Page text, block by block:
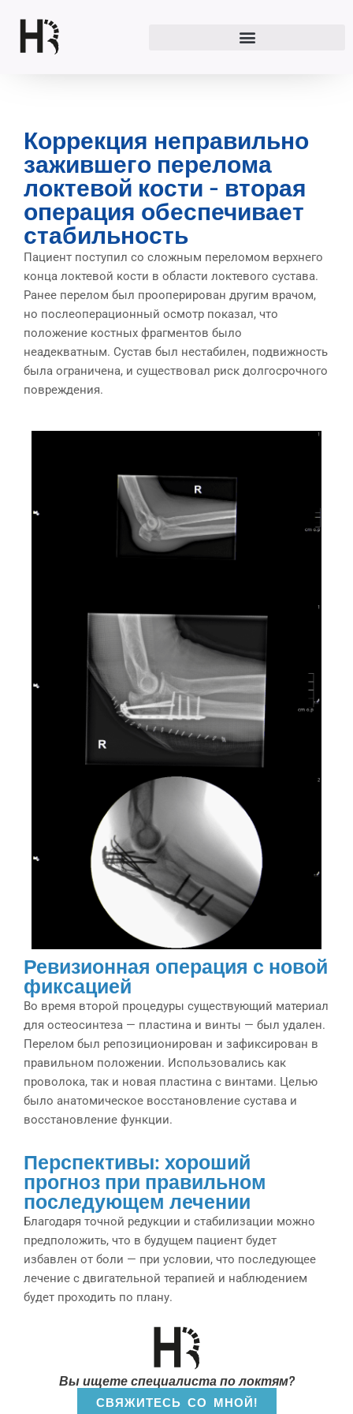
Перейти
Коррекция неправильно
зажившего перелома
локтевой кости - вторая
операция обеспечивает
стабильность
Пациент поступил со сложным переломом верхнего
конца локтевой кости в области локтевого сустава.
Ранее перелом был прооперирован другим врачом,
но послеоперационный осмотр показал, что
положение костных фрагментов было
неадекватным. Сустав был нестабилен, подвижность
была ограничена, и существовал риск долгосрочного
повреждения.
Ревизионная операция с новой
фиксацией
Во время второй процедуры существующий материал
для остеосинтеза — пластина и винты — был удален.
Перелом был репозиционирован и зафиксирован в
правильном положении. Использовались как
проволока, так и новая пластина с винтами. Целью
было анатомическое восстановление сустава и
восстановление функции.
Перспективы: хороший
прогноз при правильном
последующем лечении
Благодаря точной редукции и стабилизации можно
предположить, что в будущем пациент будет
избавлен от боли — при условии, что последующее
лечение с двигательной терапией и наблюдением
будет проходить по плану.
Вы ищете специалиста по локтям?
СВЯЖИТЕСЬ СО МНОЙ!